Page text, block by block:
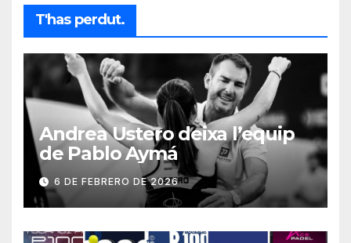
T'has perdut.
Andrea Ustero deixa l’equip
de Pablo Aymá
6 DE FEBRERO DE 2026